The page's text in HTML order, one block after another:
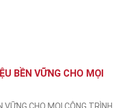
BỀN VỮNG CHO MỌI